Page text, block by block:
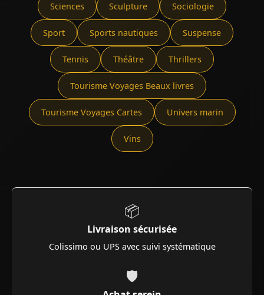
Sciences Sculpture Sociologie
Sport Sports nautiques Suspense
Tennis Théâtre Thrillers
Tourisme Voyages Beaux livres
Tourisme Voyages Cartes Univers marin
Vins
📦
Livraison sécurisée
Colissimo ou UPS avec suivi systématique
🛡️